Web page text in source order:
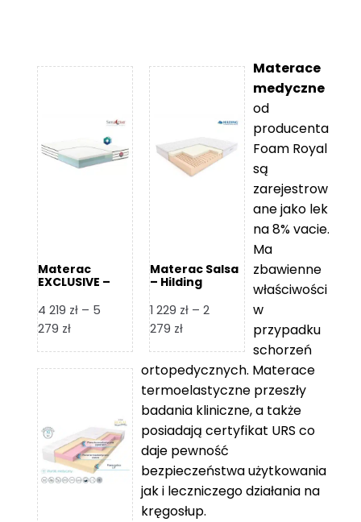
Materac
EXCLUSIVE –
4 219 zł – 5
279 złZakres
od
5
279 zł
Materac Salsa
– Hilding
1 229 zł – 2
279 złZakres
od
1
229 zł
2
279 zł
Materace
medyczne
od
producenta
Foam Royal
są
zarejestrow
ane jako lek
na 8% vacie.
Ma
zbawienne
właściwości
w
przypadku
schorzeń
ortopedycznych. Materace
termoelastyczne przeszły
badania kliniczne, a także
posiadają certyfikat URS co
daje pewność
bezpieczeństwa użytkowania
jak i leczniczego działania na
kręgosłup.